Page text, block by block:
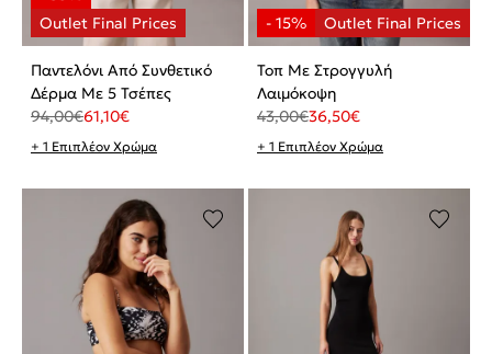
Παντελόνι Από Συνθετικό
Δέρμα Με 5 Τσέπες
94,00€61,10€
+ 1 Επιπλέον Χρώμα
Τοπ Με Στρογγυλή
Λαιμόκοψη
43,00€36,50€
+ 1 Επιπλέον Χρώμα